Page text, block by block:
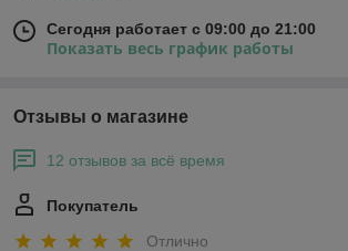
Сегодня работает с 09:00 до 21:00
Показать весь график работы
Отзывы о магазине
12 отзывов за всё время
Покупатель
Отлично